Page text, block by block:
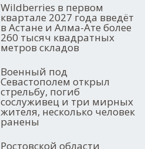
Wildberries в первом
квартале 2027 года введёт
в Астане и Алма-Ате более
260 тысяч квадратных
метров складов
Военный под
Севастополем открыл
стрельбу, погиб
сослуживец и три мирных
жителя, несколько человек
ранены
Ростовской области